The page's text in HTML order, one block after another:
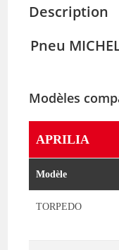
2)
Description
Pneu
Modèles
APRILIA
Modèle
TORPEDO